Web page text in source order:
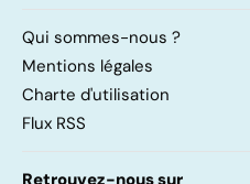
Qui sommes-nous ?
Mentions légales
Charte d'utilisation
Flux RSS